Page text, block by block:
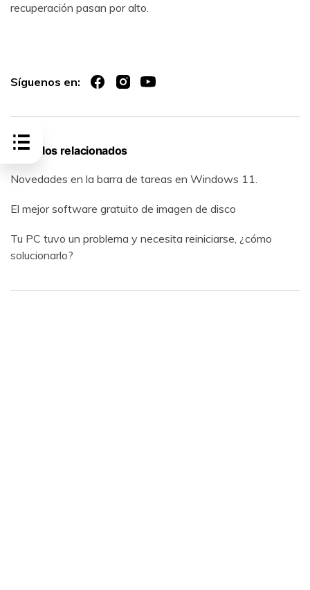
recuperación pasan por alto.
Síguenos en:
Artículos relacionados
Novedades en la barra de tareas en Windows 11.
El mejor software gratuito de imagen de disco
Tu PC tuvo un problema y necesita reiniciarse, ¿cómo
solucionarlo?